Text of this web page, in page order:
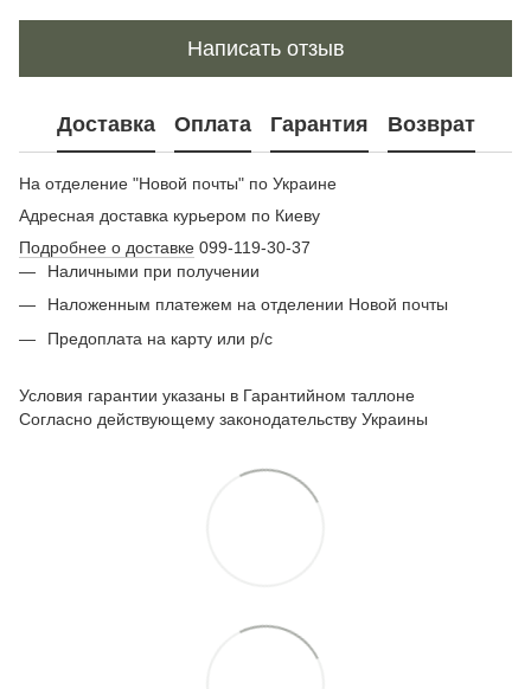
Написать отзыв
Доставка Оплата Гарантия Возврат
На отделение "Новой почты" по Украине
Адресная доставка курьером по Киеву
Подробнее о доставке 099-119-30-37
Наличными при получении
Наложенным платежем на отделении Новой почты
Предоплата на карту или р/с
Условия гарантии указаны в Гарантийном таллоне
Согласно действующему законодательству Украины